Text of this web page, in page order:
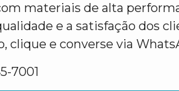
materiais de alta
e a satisfação dos
clique e converse via
7001